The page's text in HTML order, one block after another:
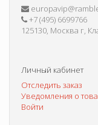
+7 (495) 6699766
125130, Москва г,
Личный кабинет
Отследить заказ
Уведомления о
Войти